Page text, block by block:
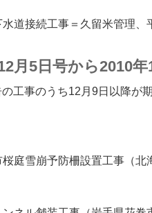
道接続工事＝久留米管理、
月5日号から2010
工事のうち12月9日以降が
庭雪崩予防柵設置工事（